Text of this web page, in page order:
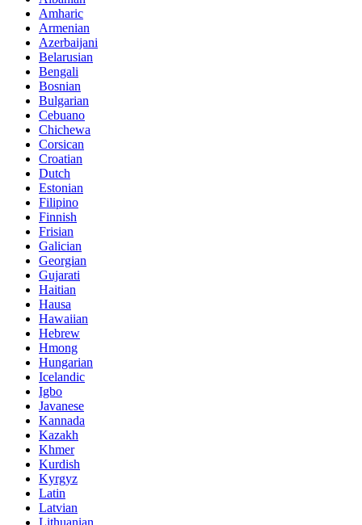
Amharic
Armenian
Azerbaijani
Belarusian
Bengali
Bosnian
Bulgarian
Cebuano
Chichewa
Corsican
Croatian
Dutch
Estonian
Filipino
Finnish
Frisian
Galician
Georgian
Gujarati
Haitian
Hausa
Hawaiian
Hebrew
Hmong
Hungarian
Icelandic
Igbo
Javanese
Kannada
Kazakh
Khmer
Kurdish
Kyrgyz
Latin
Latvian